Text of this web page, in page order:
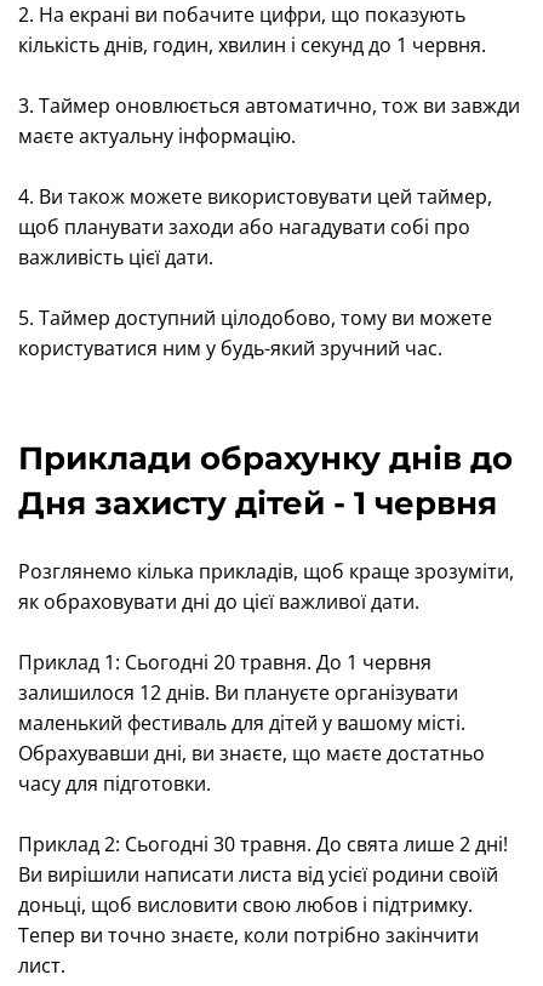
2. На екрані ви побачите цифри, що показують
кількість днів, годин, хвилин і секунд до 1 червня.
3. Таймер оновлюється автоматично, тож ви завжди
маєте актуальну інформацію.
4. Ви також можете використовувати цей таймер,
щоб планувати заходи або нагадувати собі про
важливість цієї дати.
5. Таймер доступний цілодобово, тому ви можете
користуватися ним у будь-який зручний час.
Приклади обрахунку днів до
Дня захисту дітей - 1 червня
Розглянемо кілька прикладів, щоб краще зрозуміти,
як обраховувати дні до цієї важливої дати.
Приклад 1: Сьогодні 20 травня. До 1 червня
залишилося 12 днів. Ви плануєте організувати
маленький фестиваль для дітей у вашому місті.
Обрахувавши дні, ви знаєте, що маєте достатньо
часу для підготовки.
Приклад 2: Сьогодні 30 травня. До свята лише 2 дні!
Ви вирішили написати листа від усієї родини своїй
доньці, щоб висловити свою любов і підтримку.
Тепер ви точно знаєте, коли потрібно закінчити
лист.